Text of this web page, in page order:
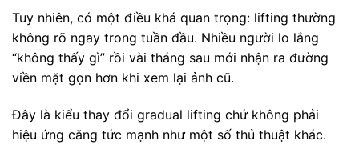
Tuy nhiên, có một điều khá quan trọng: lifting thường
không rõ ngay trong tuần đầu. Nhiều người lo lắng
“không thấy gì” rồi vài tháng sau mới nhận ra đường
viền mặt gọn hơn khi xem lại ảnh cũ.
Đây là kiểu thay đổi gradual lifting chứ không phải
hiệu ứng căng tức mạnh như một số thủ thuật khác.